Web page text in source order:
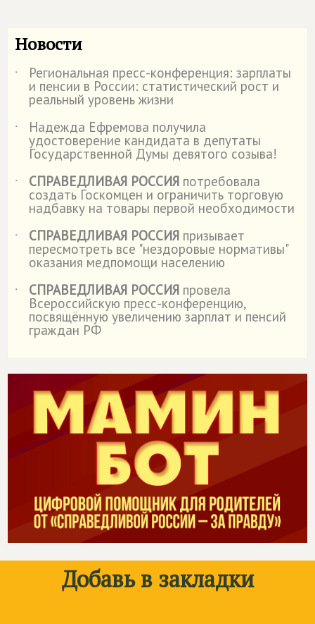
Новости
˙ Региональная пресс-конференция: зарплаты
и пенсии в России: статистический рост и
реальный уровень жизни
˙
Надежда Ефремова получила
удостоверение кандидата в депутаты
Государственной Думы девятого созыва!
˙
СПРАВЕДЛИВАЯ РОССИЯ потребовала
создать Госкомцен и ограничить торговую
надбавку на товары первой необходимости
˙
СПРАВЕДЛИВАЯ РОССИЯ призывает
пересмотреть все "нездоровые нормативы"
оказания медпомощи населению
˙
СПРАВЕДЛИВАЯ РОССИЯ провела
Всероссийскую пресс-конференцию,
посвящённую увеличению зарплат и пенсий
граждан РФ
Добавь в закладки